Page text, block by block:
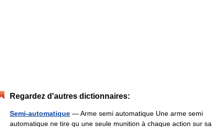
Regardez d'autres dictionnaires:
Semi-automatique — Arme semi automatique Une arme semi
automatique ne tire qu une seule munition à chaque action sur sa